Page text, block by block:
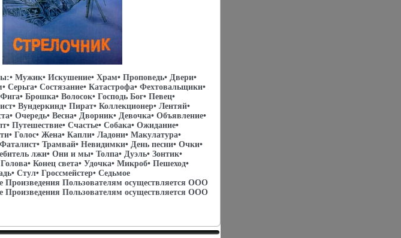
Мужик• Искушение• Храм• Проповедь• Двери•
Серьга• Состязание• Катастрофа• Фехтовальщики•
Брошка• Волосок• Господь Бог• Певец•
Вундеркинд• Пират• Коллекционер• Лентяй•
Очередь• Весна• Дворник• Девочка• Объявление•
Путешествие• Счастье• Собака• Ожидание•
Голос• Жена• Капли• Ладони• Макулатура•
Трамвай• Невидимки• День песни• Очки•
лжи• Они и мы• Толпа• Дуэль• Зонтик•
Конец света• Удочка• Микроб• Пешеход•
Стул• Гроссмейстер• Седьмое
Произведения Пользователям осуществляется ООО
Произведения Пользователям осуществляется ООО